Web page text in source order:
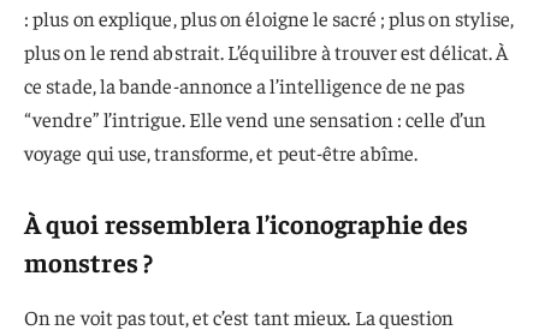
: plus on explique, plus on éloigne le sacré ; plus on stylise,
plus on le rend abstrait. L’équilibre à trouver est délicat. À
ce stade, la bande-annonce a l’intelligence de ne pas
“vendre” l’intrigue. Elle vend une sensation : celle d’un
voyage qui use, transforme, et peut-être abîme.
À quoi ressemblera l’iconographie des
monstres ?
On ne voit pas tout, et c’est tant mieux. La question